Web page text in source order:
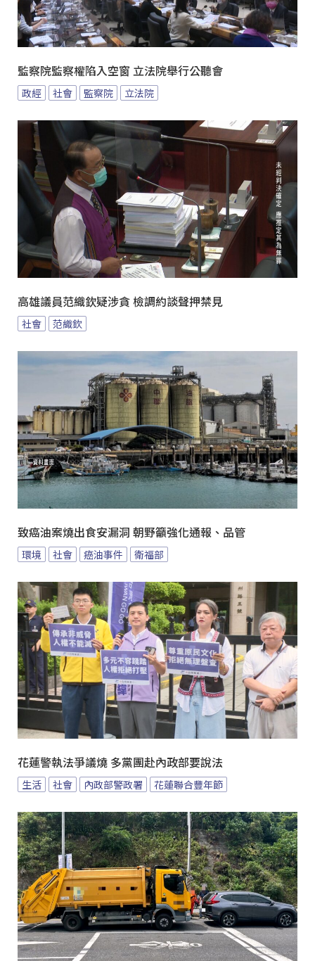
監察院監察權陷入空窗 立法院舉行公聽會
政經 社會 監察院 立法院
高雄議員范織欽疑涉貪 檢調約談聲押禁見
社會 范織欽
致癌油案燒出食安漏洞 朝野籲強化通報、品管
環境 社會 癌油事件 衛福部
花蓮警執法爭議燒 多黨團赴內政部要說法
生活 社會 內政部警政署 花蓮聯合豐年節